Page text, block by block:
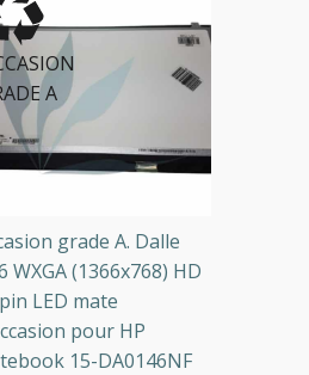
A
grade A. Dalle
WXGA (1366x768) HD
LED mate
pour HP
15-DA0146NF